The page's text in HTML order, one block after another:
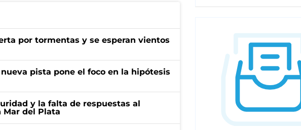
por tormentas y se esperan vientos
pista pone el foco en la hipótesis
y la falta de respuestas al
del Plata